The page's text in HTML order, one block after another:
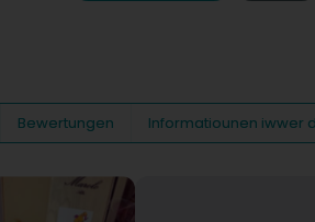
Bewertungen Informatiounen iwwer